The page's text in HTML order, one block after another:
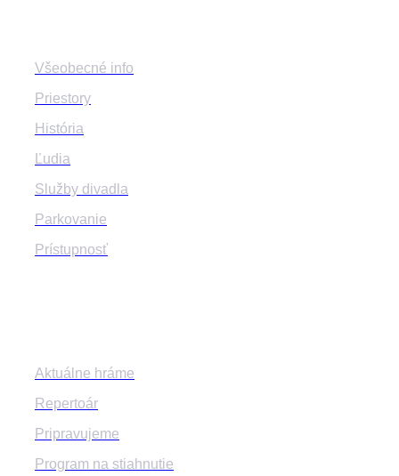
Všeobecné info
Priestory
História
Ľudia
Služby divadla
Parkovanie
Prístupnosť
Aktuálne hráme
Repertoár
Pripravujeme
Program na stiahnutie